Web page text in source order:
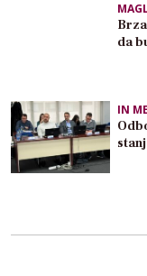
da
IN